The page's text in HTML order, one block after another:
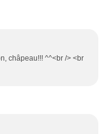
châpeau!!! ^^<br /> <br